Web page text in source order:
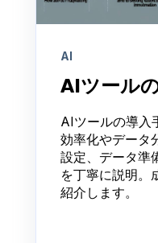
AI
AIツール
AIツールの導入
効率化やデータ
設定、データ準
を丁寧に説明。
紹介します。